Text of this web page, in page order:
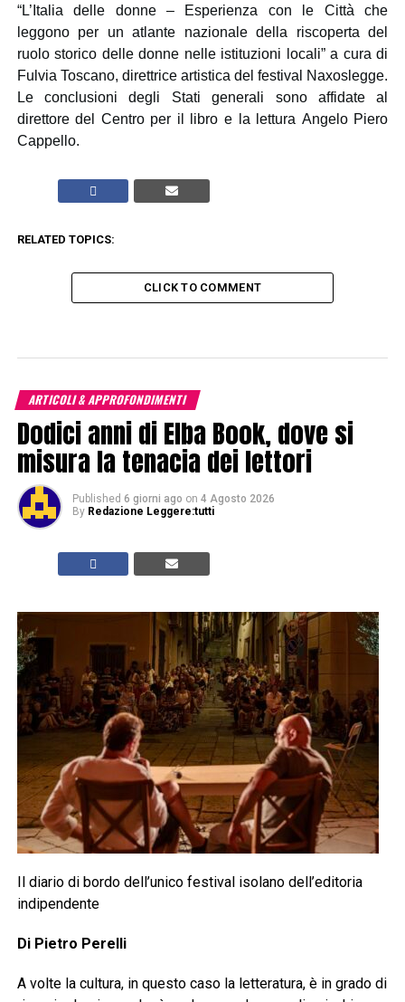
“L’Italia delle donne – Esperienza con le Città che
leggono per un atlante nazionale della riscoperta del
ruolo storico delle donne nelle istituzioni locali” a cura di
Fulvia Toscano, direttrice artistica del festival Naxoslegge.
Le conclusioni degli Stati generali sono affidate al
direttore del Centro per il libro e la lettura Angelo Piero
Cappello.
RELATED TOPICS:
CLICK TO COMMENT
ARTICOLI & APPROFONDIMENTI
Dodici anni di Elba Book, dove si
misura la tenacia dei lettori
Published 6 giorni ago on 4 Agosto 2026
By Redazione Leggere:tutti
Il diario di bordo dell’unico festival isolano dell’editoria
indipendente
Di Pietro Perelli
A volte la cultura, in questo caso la letteratura, è in grado di